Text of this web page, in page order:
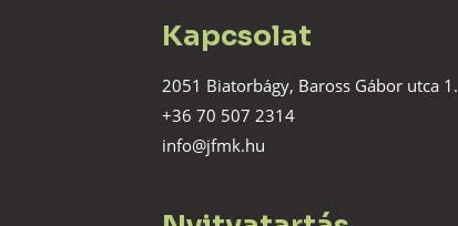
Kapcsolat
2051 Biatorbágy, Baross Gábor utca 1.
+36 70 507 2314
info@jfmk.hu